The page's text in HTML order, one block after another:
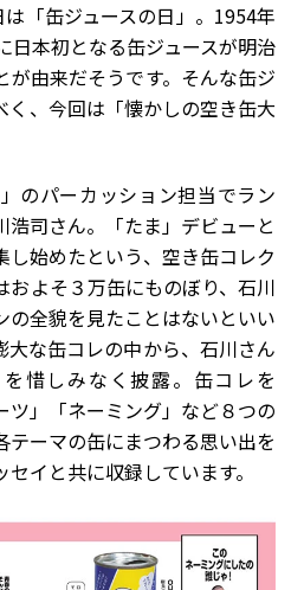
「缶ジュースの日」。1954年
日本初となる缶ジュースが明治
が由来だそうです。そんな缶ジ
く、今回は「懐かしの空き缶大
のパーカッション担当でラン
浩司さん。「たま」デビューと
し始めたという、空き缶コレク
およそ３万缶にものぼり、石川
の全貌を見たことはないといい
大な缶コレの中から、石川さん
惜しみなく披露。缶コレを
ツ」「ネーミング」など８つの
テーマの缶にまつわる思い出を
イと共に収録しています。